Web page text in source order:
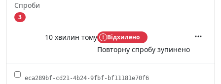
Спроби
3
10 хвилин тому Відхилено
Повторну спробу зупинено
eca289bf-cd21-4b24-9fbf-bf11181e70f6